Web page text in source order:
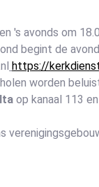
's avonds om
begint de
https://
worden
op kanaal 113